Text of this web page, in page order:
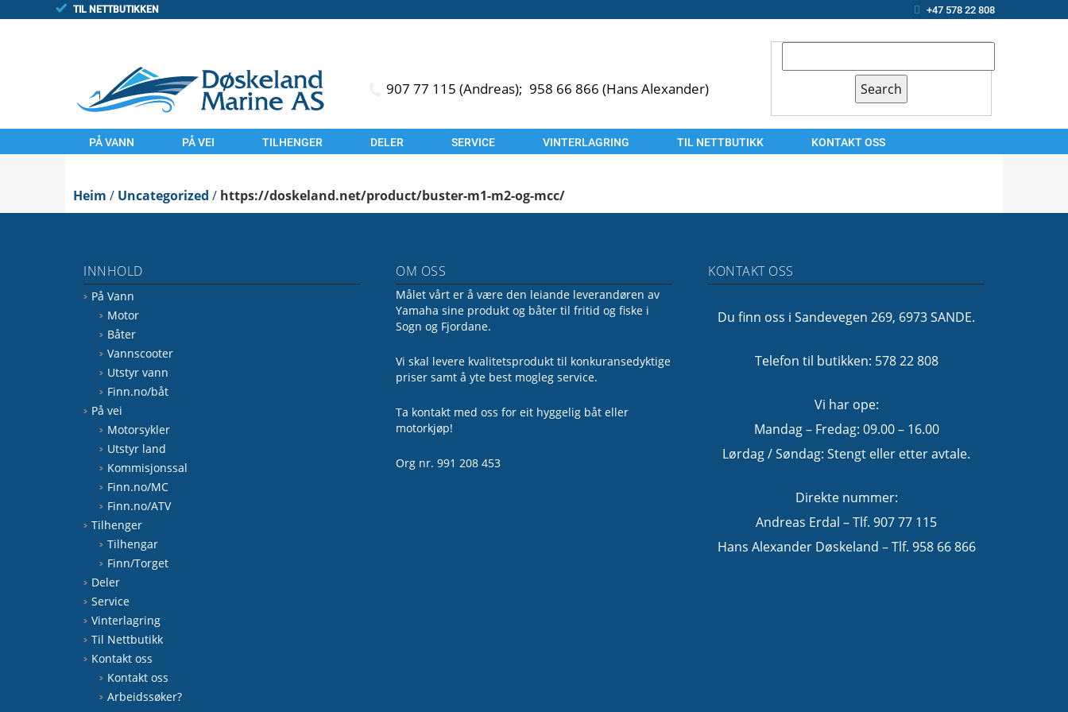
TIL NETTBUTIKKEN +47 578 22 808
907 77 115 (Andreas); 958 66 866 (Hans Alexander)
PÅ VANN
BÅTER
VANN
FINN.NO/BÅT
PÅ VEI
UTSTYR
TILHENGER
FINN/TORGET
DELER SERVICE VINTERLAGRING TIL NETTBUTIKK
KONTAKT OSS
FØLG
Heim / Uncategorized / https://doskeland.net/product/buster-m1-m2-og-mcc/
INNHOLD
På Vann
Motor
Båter
Vannscooter
Utstyr vann
Finn.no/båt
På vei
Motorsykler
Utstyr land
Kommisjonssal
Finn.no/MC
Finn.no/ATV
Tilhenger
Tilhengar
Finn/Torget
Deler
Service
Vinterlagring
Til Nettbutikk
Kontakt oss
Kontakt oss
Arbeidssøker?
OM OSS
Målet vårt er å være den leiande leverandøren av
Yamaha sine produkt og båter til fritid og fiske i
Sogn og Fjordane.
Vi skal levere kvalitetsprodukt til konkuransedyktige
priser samt å yte best mogleg service.
Ta kontakt med oss for eit hyggelig båt eller
motorkjøp!
Org nr. 991 208 453
KONTAKT OSS
Du finn oss i Sandevegen 269, 6973 SANDE.
Telefon til butikken: 578 22 808
Vi har ope:
Mandag – Fredag: 09.00 – 16.00
Lørdag / Søndag: Stengt eller etter avtale.
Direkte nummer:
Andreas Erdal – Tlf. 907 77 115
Hans Alexander Døskeland – Tlf. 958 66 866